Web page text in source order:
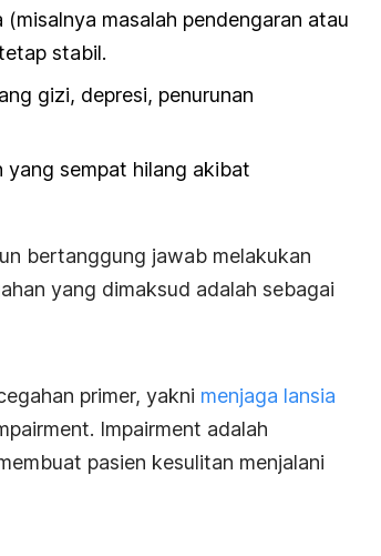
masalah pendengaran atau
stabil.
gizi, depresi, penurunan
yang sempat hilang akibat
bertanggung jawab melakukan
yang dimaksud adalah sebagai
primer, yakni menjaga lansia
. Impairment adalah
pasien kesulitan menjalani